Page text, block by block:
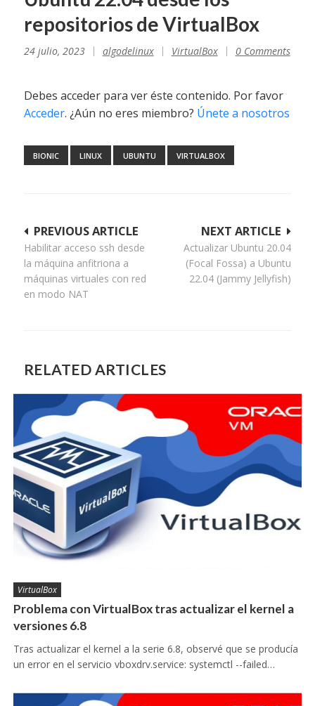
repositorios de VirtualBox
24 julio, 2023 algodelinux VirtualBox 0 Comments
Debes acceder para ver éste contenido. Por favor
Acceder. ¿Aún no eres miembro? Únete a nosotros
BIONIC LINUX UBUNTU VIRTUALBOX
Navegación
de
entradas
NEXT ARTICLE
Actualizar Ubuntu 20.04
(Focal Fossa) a Ubuntu
22.04 (Jammy Jellyfish)
PREVIOUS ARTICLE
Habilitar acceso ssh desde
la máquina anfitriona a
máquinas virtuales con red
en modo NAT
RELATED ARTICLES
VirtualBox
Problema con VirtualBox tras actualizar el kernel a
versiones 6.8
Tras actualizar el kernel a la serie 6.8, observé que se producía
un error en el servicio vboxdrv.service: systemctl --failed…